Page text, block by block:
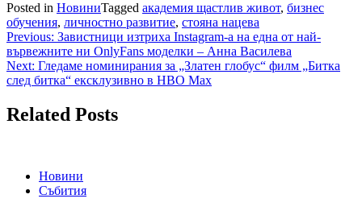
Posted in НовиниTagged академия щастлив живот, бизнес
обучения, личностно развитие, стояна нацева
Навигация
Previous: Завистници изтриха Instagram-а на една от най-
вървежните ни OnlyFans моделки – Анна Василева
Next: Гледаме номинирания за „Златен глобус“ филм „Битка
след битка“ ексклузивно в HBO Max
Related Posts
Новини
Събития